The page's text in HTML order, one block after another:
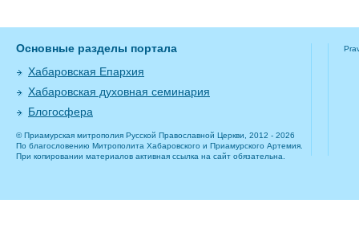
Основные разделы портала
Хабаровская Епархия
Хабаровская духовная семинария
Блогосфера
© Приамурская митрополия Русской Православной Церкви, 2012 - 2026
По благословению Митрополита Хабаровского и Приамурского Артемия.
При копировании материалов активная ссылка на сайт обязательна.